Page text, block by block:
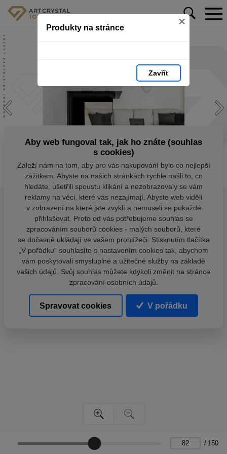
Produkty na stránce ×
Zavřít
/ 150
Aby web fungoval tak, jak ho znáte (souhlas
s cookies)
Záleží nám na tom, aby pro vás nakupování bylo co nejlepší
zážitkem. Abyste na našich stránkách rychle našli to, co
hledáte, ušetřili spoustu klikání a nezobrazovaly se vám
reklamy na věci, které vás nezajímají. Abyste web viděli
v zobrazení na které jste zvyklí a nemuseli se pokaždé
přihlašovat. Proto od vás potřebujeme souhlas se
zpracováním souborů cookies - malých souborů, které
se dočasně ukládají ve vašem prohlížeči. Stisknutím tlačítka
„V pořádku“ souhlasíte s nastavením cookies tak, abychom
vám poskytovali smysluplné a užitečné služby na základě
vašich údajů. Svůj souhlas můžete kdykoli změnit na stránce
zpracování osobních údajů.
Spravovat cookies V pořádku